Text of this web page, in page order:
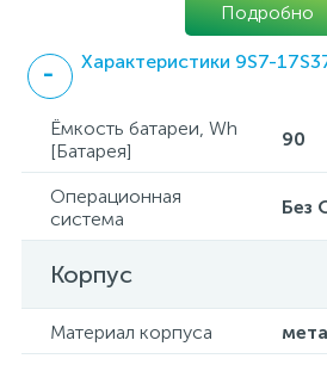
Подробно
Характеристики 9S7-
Ёмкость батареи, Wh
[Батарея]
90
Операционная
система
Без
Корпус
Материал корпуса